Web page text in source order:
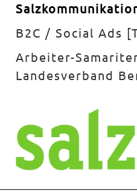
B2C / Social Ads
Arbeiter-
Landesverband